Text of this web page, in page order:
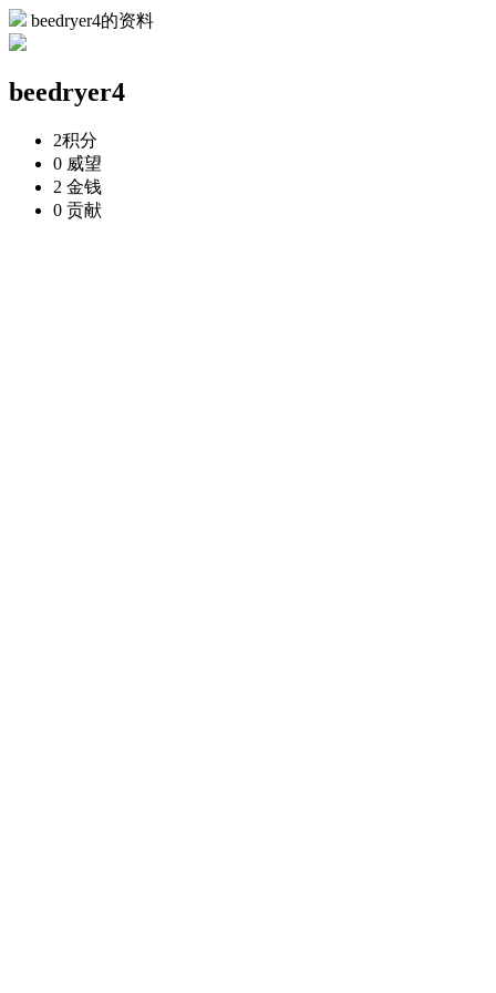
beedryer4的资料
beedryer4
2积分
0 威望
2 金钱
0 贡献